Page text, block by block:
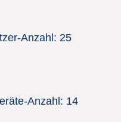
Anzahl: 25
Anzahl: 14